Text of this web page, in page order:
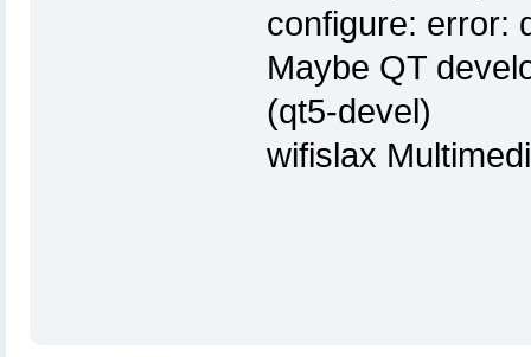
configure: error:
Maybe QT
(qt5-devel)
wifislax